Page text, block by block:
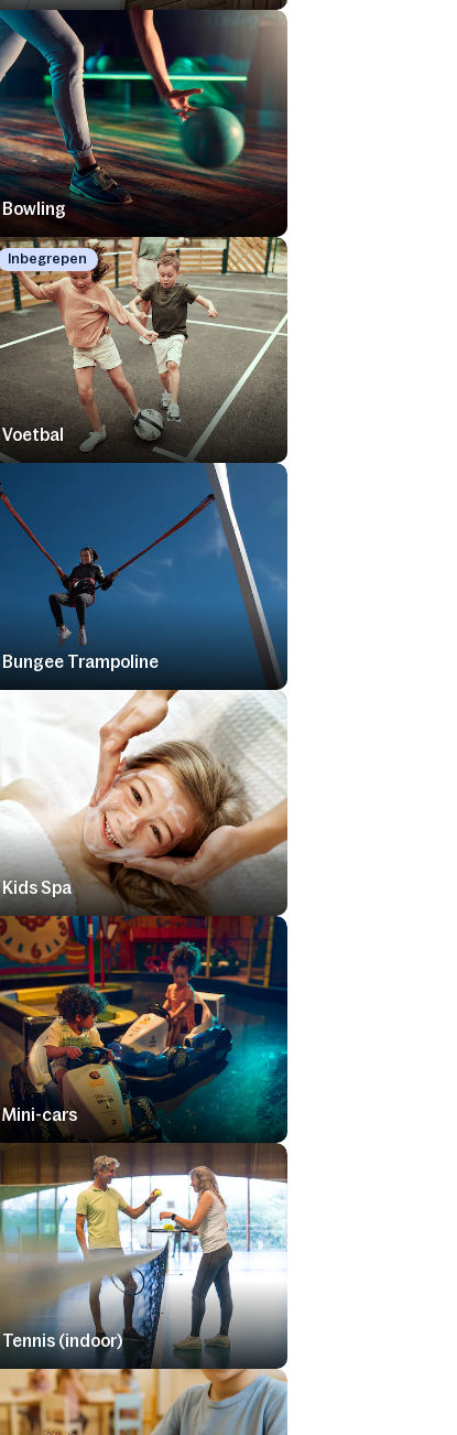
Bowling
Inbegrepen
Voetbal
Bungee Trampoline
Kids Spa
Mini-cars
Tennis (indoor)